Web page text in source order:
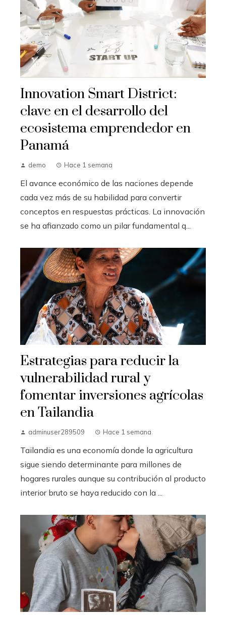
Innovation Smart District:
clave en el desarrollo del
ecosistema emprendedor en
Panamá
demo Hace 1 semana
El avance económico de las naciones depende
cada vez más de su habilidad para convertir
conceptos en respuestas prácticas. La innovación
se ha afianzado como un pilar fundamental q...
Estrategias para reducir la
vulnerabilidad rural y
fomentar inversiones agrícolas
en Tailandia
adminuser289509 Hace 1 semana
Tailandia es una economía donde la agricultura
sigue siendo determinante para millones de
hogares rurales aunque su contribución al producto
interior bruto se haya reducido con la ...